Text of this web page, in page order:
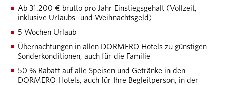
Ab 31.200 € brutto pro Jahr Einstiegsgehalt (Vollzeit,
inklusive Urlaubs- und Weihnachtsgeld)
5 Wochen Urlaub
Übernachtungen in allen DORMERO Hotels zu günstigen
Sonderkonditionen, auch für die Familie
50 % Rabatt auf alle Speisen und Getränke in den
DORMERO Hotels, auch für Ihre Begleitperson, in der